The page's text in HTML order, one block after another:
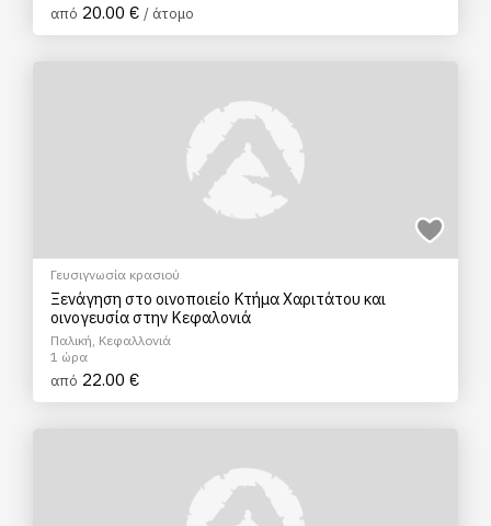
από 20.00 € / άτομο
Γευσιγνωσία κρασιού
Ξενάγηση στο οινοποιείο Κτήμα Χαριτάτου και
οινογευσία στην Κεφαλονιά
Παλική, Κεφαλλονιά
1 ώρα
από 22.00 €